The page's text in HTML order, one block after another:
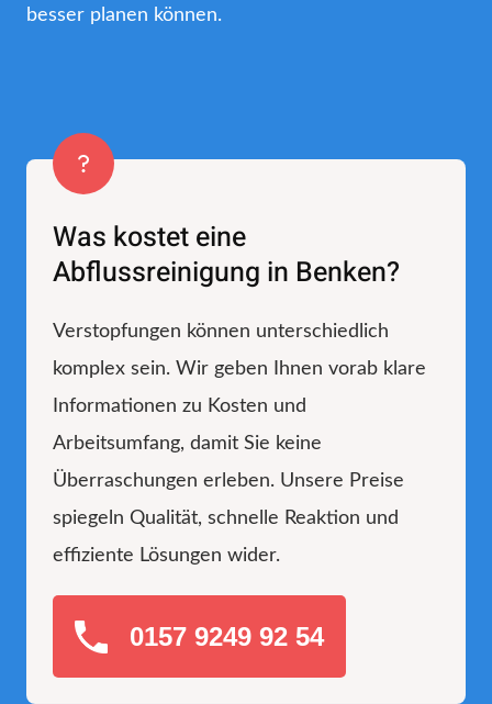
besser planen können.
Was kostet eine
Abflussreinigung in Benken?
Verstopfungen können unterschiedlich
komplex sein. Wir geben Ihnen vorab klare
Informationen zu Kosten und
Arbeitsumfang, damit Sie keine
Überraschungen erleben. Unsere Preise
spiegeln Qualität, schnelle Reaktion und
effiziente Lösungen wider.
0157 9249 92 54